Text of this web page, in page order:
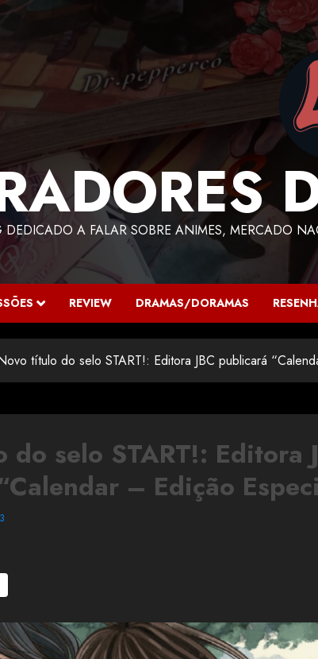
DEDICADO A FALAR SOBRE ANIMES, MERCADO
REVIEW DRAMAS/DORAMAS
título do selo START!: Editora JBC publicará
selo START!: Editora
– Edição